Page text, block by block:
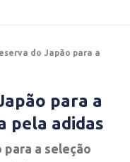
do Japão para a
para a
pela adidas
a seleção